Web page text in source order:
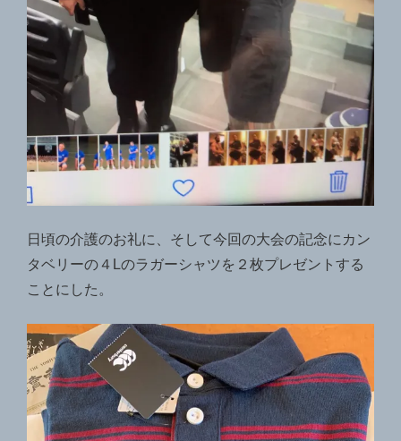
日頃の介護のお礼に、そして今回の大会の記念にカン
タベリーの４Lのラガーシャツを２枚プレゼントする
ことにした。